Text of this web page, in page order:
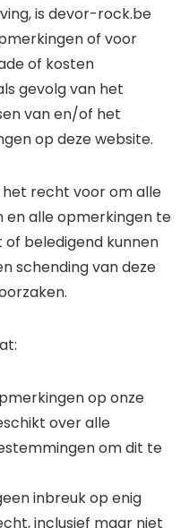
is devor-rock.be
of voor
of kosten
gevolg van het
van en/of het
op deze website.
recht voor om alle
alle opmerkingen te
beledigend kunnen
schending van deze
op onze
over alle
om dit te
inbreuk op enig
inclusief maar niet